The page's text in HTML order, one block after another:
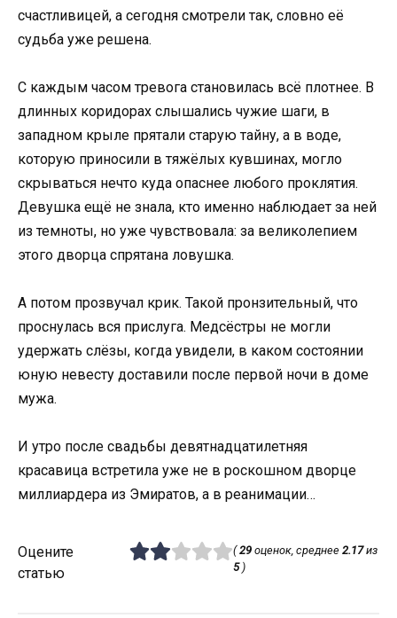
счастливицей, а сегодня смотрели так, словно её
судьба уже решена.
С каждым часом тревога становилась всё плотнее. В
длинных коридорах слышались чужие шаги, в
западном крыле прятали старую тайну, а в воде,
которую приносили в тяжёлых кувшинах, могло
скрываться нечто куда опаснее любого проклятия.
Девушка ещё не знала, кто именно наблюдает за ней
из темноты, но уже чувствовала: за великолепием
этого дворца спрятана ловушка.
А потом прозвучал крик. Такой пронзительный, что
проснулась вся прислуга. Медсёстры не могли
удержать слёзы, когда увидели, в каком состоянии
юную невесту доставили после первой ночи в доме
мужа.
И утро после свадьбы девятнадцатилетняя
красавица встретила уже не в роскошном дворце
миллиардера из Эмиратов, а в реанимации…
Оцените
статью
(29оценок, среднее 2.17из
5)